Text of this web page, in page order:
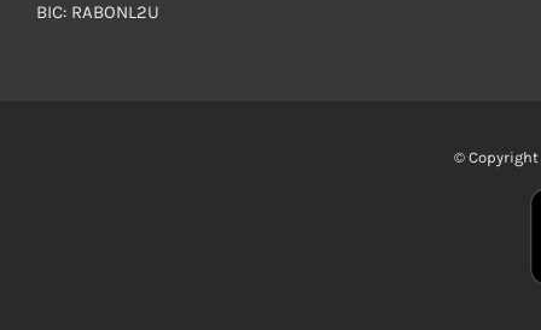
BIC: RABONL2U
© Copyright